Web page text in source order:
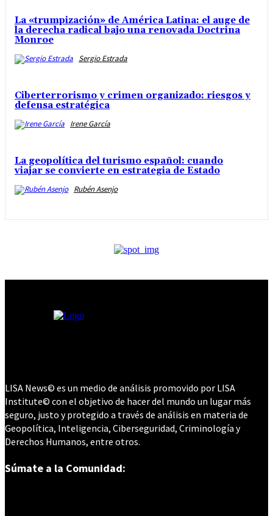
La «trumpización» de América Latina: el auge de
la derecha radical bajo una renovada Doctrina
Monroe
Sergio Estrada
Ciberterrorismo y crimen organizado: riesgos y
defensa estratégica
Irene García
La geopolítica del turismo español: cuando
viajar se convierte en estrategia de Estado
Rubén Asenjo
LISA News© es un medio de análisis promovido por LISA
Institute© con el objetivo de hacer del mundo un lugar más
seguro, justo y protegido a través de análisis en materia de
Geopolítica, Inteligencia, Ciberseguridad, Criminología y
Derechos Humanos, entre otros.
Súmate a la Comunidad: